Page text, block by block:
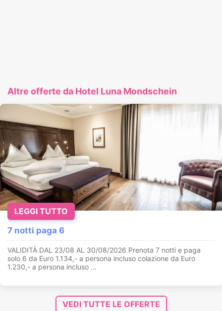
Altre offerte da Hotel Luna Mondschein
7 notti paga 6
VALIDITÀ DAL 23/08 AL 30/08/2026 Prenota 7 notti e paga
solo 6 da Euro 1.134,- a persona incluso colazione da Euro
1.230,- a persona incluso ...
LEGGI TUTTO
VEDI TUTTE LE OFFERTE